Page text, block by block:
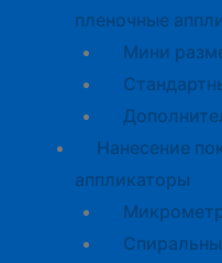
пленочные
Мини
Нанесение
аппликаторы